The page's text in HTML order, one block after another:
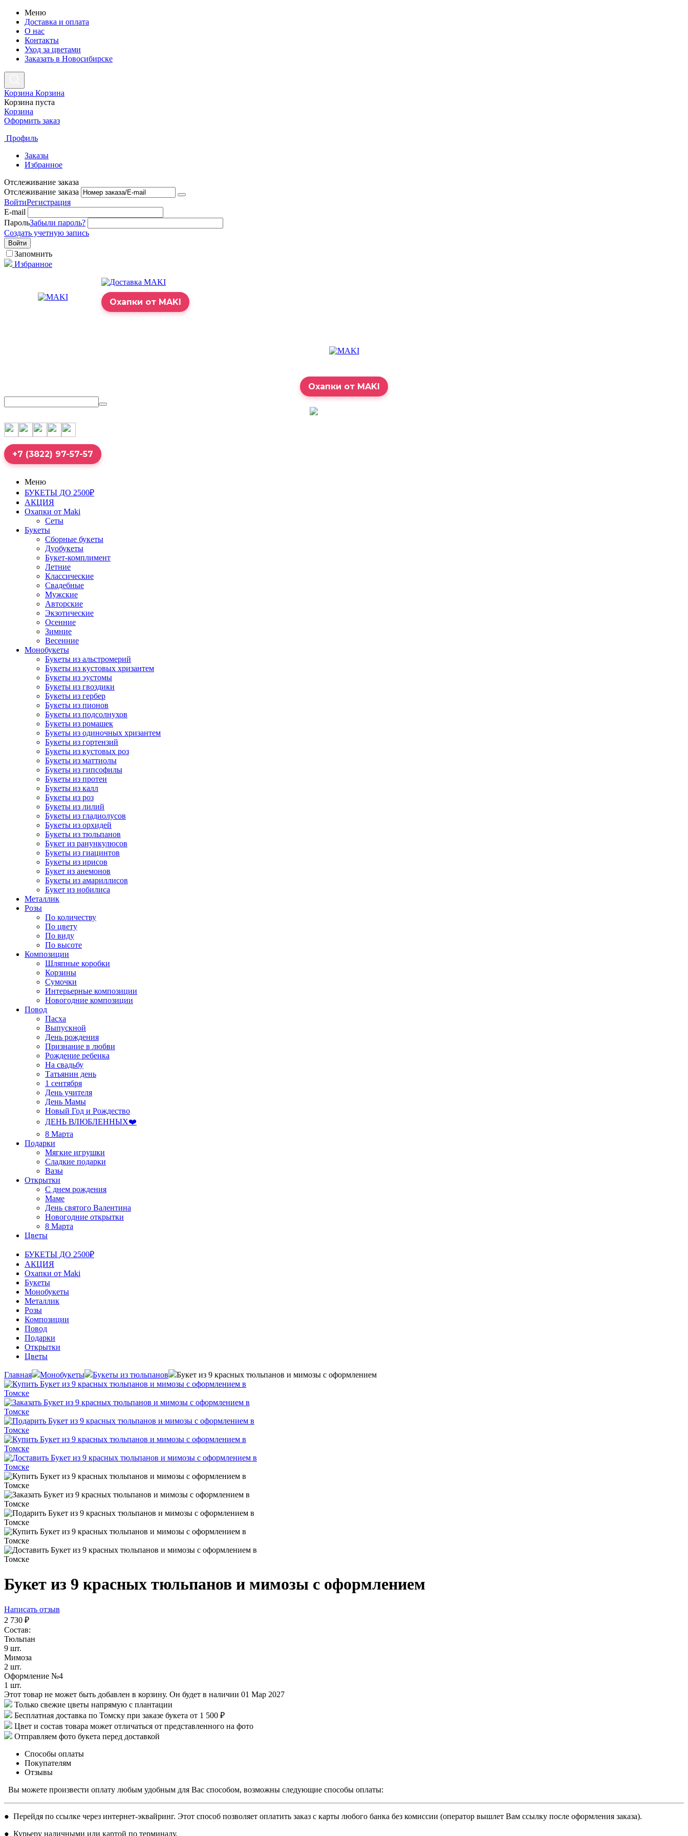
Меню
Доставка и оплата
О нас
Контакты
Уход за цветами
Заказать в Новосибирске
Корзина Корзина
Корзина пуста
Корзина
Оформить заказ
Профиль
Заказы
Избранное
Отслеживание заказа
Отслеживание заказа
ВойтиРегистрация
E-mail
ПарольЗабыли пароль?
Создать учетную запись
Войти
Запомнить
Избранное
Охапки от MAKI
Охапки от MAKI
+7 (3822) 97-57-57
Меню
БУКЕТЫ ДО 2500₽
АКЦИЯ
Охапки от Maki
Сеты
Букеты
Сборные букеты
Дуобукеты
Букет-комплимент
Летние
Классические
Свадебные
Мужские
Авторские
Экзотические
Осенние
Зимние
Весенние
Монобукеты
Букеты из альстромерий
Букеты из кустовых хризантем
Букеты из эустомы
Букеты из гвоздики
Букеты из гербер
Букеты из пионов
Букеты из подсолнухов
Букеты из ромашек
Букеты из одиночных хризантем
Букеты из гортензий
Букеты из кустовых роз
Букеты из маттиолы
Букеты из гипсофилы
Букеты из протеи
Букеты из калл
Букеты из роз
Букеты из лилий
Букеты из гладиолусов
Букеты из орхидей
Букеты из тюльпанов
Букет из ранункулюсов
Букеты из гиацинтов
Букеты из ирисов
Букет из анемонов
Букеты из амариллисов
Букет из нобилиса
Металлик
Розы
По количеству
По цвету
По виду
По высоте
Композиции
Шляпные коробки
Корзины
Сумочки
Интерьерные композиции
Новогодние композиции
Повод
Пасха
Выпускной
День рождения
Признание в любви
Рождение ребенка
На свадьбу
Татьянин день
1 сентября
День учителя
День Мамы
Новый Год и Рождество
ДЕНЬ ВЛЮБЛЕННЫХ❤️
8 Марта
Подарки
Мягкие игрушки
Сладкие подарки
Вазы
Открытки
С днем рождения
Маме
День святого Валентина
Новогодние открытки
8 Марта
Цветы
БУКЕТЫ ДО 2500₽
АКЦИЯ
Охапки от Maki
Букеты
Монобукеты
Металлик
Розы
Композиции
Повод
Подарки
Открытки
Цветы
Главная Монобукеты Букеты из тюльпанов Букет из 9 красных тюльпанов и мимозы с оформлением
Букет из 9 красных тюльпанов и мимозы с оформлением
Написать отзыв
2 730 ₽
Состав:
Тюльпан
9 шт.
Мимоза
2 шт.
Оформление №4
1 шт.
Этот товар не может быть добавлен в корзину. Он будет в наличии 01 Мар 2027
Только свежие цветы напрямую с плантации
Бесплатная доставка по Томску при заказе букета от 1 500 ₽
Цвет и состав товара может отличаться от представленного на фото
Отправляем фото букета перед доставкой
Способы оплаты
Покупателям
Отзывы
Вы можете произвести оплату любым удобным для Вас способом, возможны следующие способы оплаты:
● Перейдя по ссылке через интернет-эквайринг. Этот способ позволяет оплатить заказ с карты любого банка без комиссии (оператор вышлет Вам ссылку после оформления заказа).
● Курьеру наличными или картой по терминалу.